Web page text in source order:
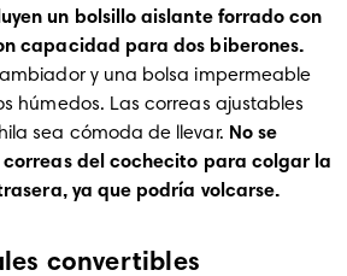
un bolsillo aislante forrado con
y una bolsa impermeable
húmedos. Las correas ajustables
sea cómoda de llevar. No se
correas del cochecito para colgar la
ya que podría volcarse.
convertibles